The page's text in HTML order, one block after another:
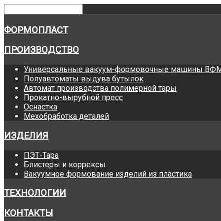
ФОРМОПЛАСТ
ПРОИЗВОДСТВО
Универсальные вакуум-формовочные машины
Полуавтоматы выдува бутылок
Автомат производства полимерной тары
Прокатно-вырубной пресс
Оснастка
Мехобработка деталей
ИЗДЕЛИЯ
ПЭТ-Тара
Блистеры и коррексы
Вакуумное формование изделий из пластика
ТЕХНОЛОГИИ
КОНТАКТЫ